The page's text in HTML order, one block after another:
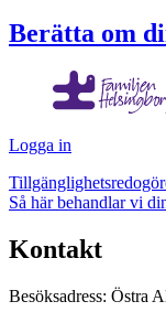
Berätta om
Logga in
Så här behandlar vi
Kontakt
Besöksadress: Östra